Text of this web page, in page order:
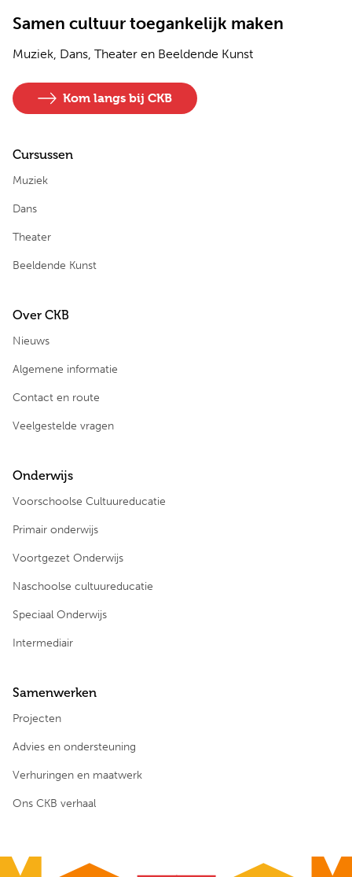
Samen cultuur toegankelijk maken
Muziek, Dans, Theater en Beeldende Kunst
Kom langs bij CKB
Cursussen
Muziek
Dans
Theater
Beeldende Kunst
Over CKB
Nieuws
Algemene informatie
Contact en route
Veelgestelde vragen
Onderwijs
Voorschoolse Cultuureducatie
Primair onderwijs
Voortgezet Onderwijs
Naschoolse cultuureducatie
Speciaal Onderwijs
Intermediair
Samenwerken
Projecten
Advies en ondersteuning
Verhuringen en maatwerk
Ons CKB verhaal